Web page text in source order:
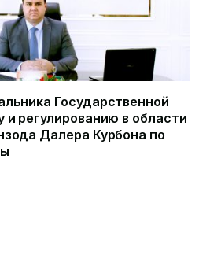
Государственной
регулированию в области
Далера Курбона по